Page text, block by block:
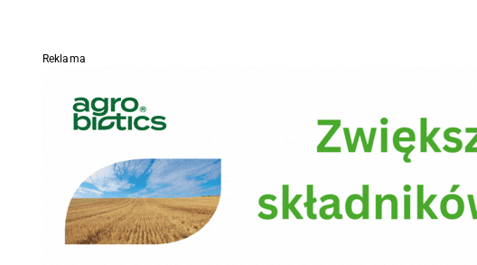
Reklama